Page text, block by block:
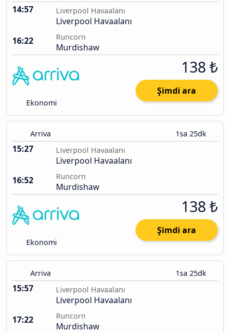
14:57 Liverpool Havaalanı
Liverpool Havaalanı
16:22
Runcorn
Murdishaw
Ekonomi
138 ₺
Şimdi ara
Arriva 1sa 25dk
15:27 Liverpool Havaalanı
Liverpool Havaalanı
16:52
Runcorn
Murdishaw
Ekonomi
138 ₺
Şimdi ara
Arriva 1sa 25dk
15:57 Liverpool Havaalanı
Liverpool Havaalanı
17:22
Runcorn
Murdishaw